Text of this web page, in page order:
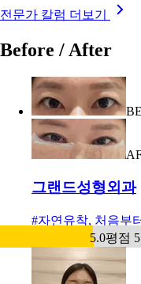
전문가 칼럼 더보기
Before / After
그랜드성형외과
#자연유착, 처음부
5.0평점